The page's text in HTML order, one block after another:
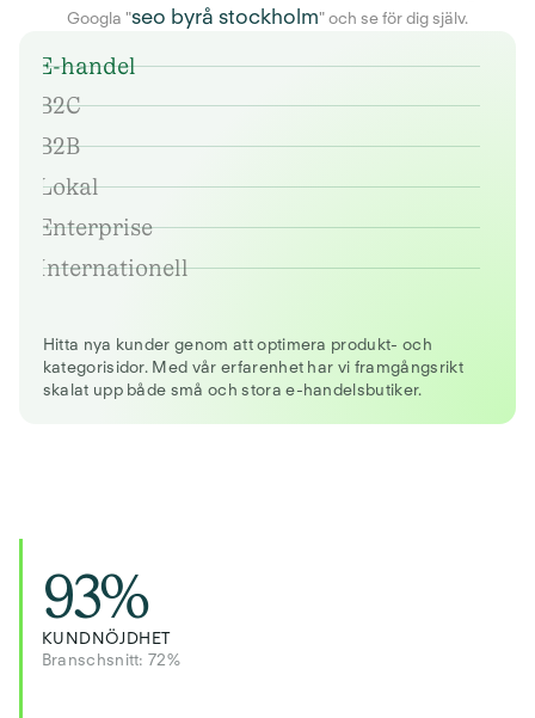
Googla "seo byrå stockholm" och se för dig själv.
E-handel
B2C
B2B
Lokal
Enterprise
Internationell
Hitta nya kunder genom att optimera produkt- och
kategorisidor. Med vår erfarenhet har vi framgångsrikt
skalat upp både små och stora e-handelsbutiker.
93%
KUNDNÖJDHET
Branschsnitt: 72%